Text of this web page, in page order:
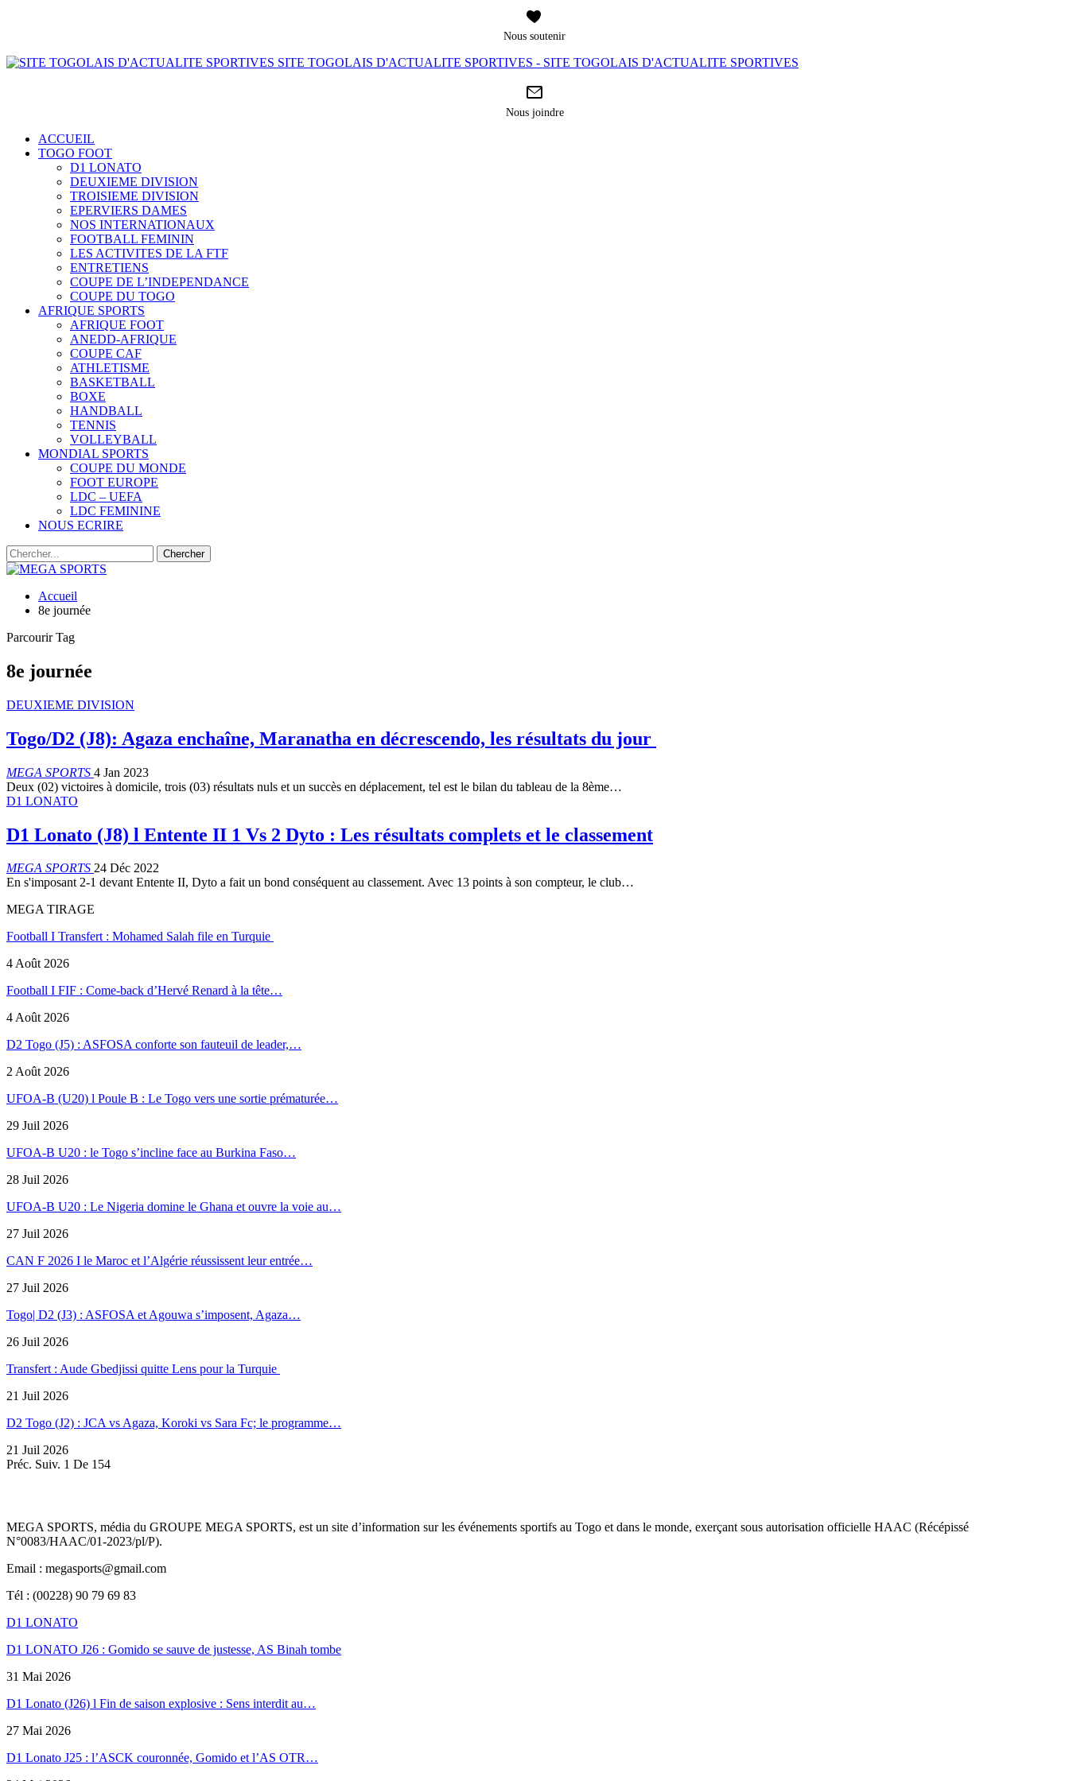
Nous soutenir
SITE TOGOLAIS D'ACTUALITE SPORTIVES - SITE TOGOLAIS D'ACTUALITE SPORTIVES
Nous joindre
ACCUEIL
TOGO FOOT
D1 LONATO
DEUXIEME DIVISION
TROISIEME DIVISION
EPERVIERS DAMES
NOS INTERNATIONAUX
FOOTBALL FEMININ
LES ACTIVITES DE LA FTF
ENTRETIENS
COUPE DE L’INDEPENDANCE
COUPE DU TOGO
AFRIQUE SPORTS
AFRIQUE FOOT
ANEDD-AFRIQUE
COUPE CAF
ATHLETISME
BASKETBALL
BOXE
HANDBALL
TENNIS
VOLLEYBALL
MONDIAL SPORTS
COUPE DU MONDE
FOOT EUROPE
LDC – UEFA
LDC FEMININE
NOUS ECRIRE
Accueil
8e journée
Parcourir Tag
8e journée
DEUXIEME DIVISION
Togo/D2 (J8): Agaza enchaîne, Maranatha en décrescendo, les résultats du jour
MEGA SPORTS 4 Jan 2023
Deux (02) victoires à domicile, trois (03) résultats nuls et un succès en déplacement, tel est le bilan du tableau de la 8ème…
D1 LONATO
D1 Lonato (J8) l Entente II 1 Vs 2 Dyto : Les résultats complets et le classement
MEGA SPORTS 24 Déc 2022
En s'imposant 2-1 devant Entente II, Dyto a fait un bond conséquent au classement. Avec 13 points à son compteur, le club…
MEGA TIRAGE
Football I Transfert : Mohamed Salah file en Turquie
4 Août 2026
Football I FIF : Come-back d’Hervé Renard à la tête…
4 Août 2026
D2 Togo (J5) : ASFOSA conforte son fauteuil de leader,…
2 Août 2026
UFOA-B (U20) l Poule B : Le Togo vers une sortie prématurée…
29 Juil 2026
UFOA-B U20 : le Togo s’incline face au Burkina Faso…
28 Juil 2026
UFOA-B U20 : Le Nigeria domine le Ghana et ouvre la voie au…
27 Juil 2026
CAN F 2026 I le Maroc et l’Algérie réussissent leur entrée…
27 Juil 2026
Togo| D2 (J3) : ASFOSA et Agouwa s’imposent, Agaza…
26 Juil 2026
Transfert : Aude Gbedjissi quitte Lens pour la Turquie
21 Juil 2026
D2 Togo (J2) : JCA vs Agaza, Koroki vs Sara Fc; le programme…
21 Juil 2026
Préc. Suiv. 1 De 154
MEGA SPORTS, média du GROUPE MEGA SPORTS, est un site d’information sur les événements sportifs au Togo et dans le monde, exerçant sous autorisation officielle HAAC (Récépissé
N°0083/HAAC/01-2023/pl/P).
Email : megasports@gmail.com
Tél : (00228) 90 79 69 83
D1 LONATO
D1 LONATO J26 : Gomido se sauve de justesse, AS Binah tombe
31 Mai 2026
D1 Lonato (J26) l Fin de saison explosive : Sens interdit au…
27 Mai 2026
D1 Lonato J25 : l’ASCK couronnée, Gomido et l’AS OTR…